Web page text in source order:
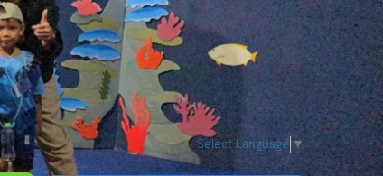
Select Language ▼